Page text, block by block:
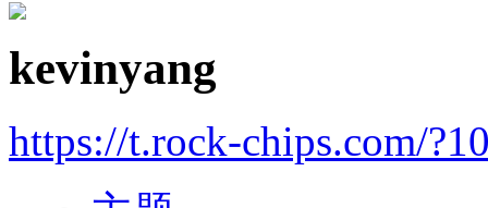
kevinyang
https://t.rock-chips.com/